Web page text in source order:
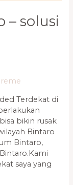
– solusi
Terdekat di
bikin rusak
Bintaro
Bintaro,
saya yang